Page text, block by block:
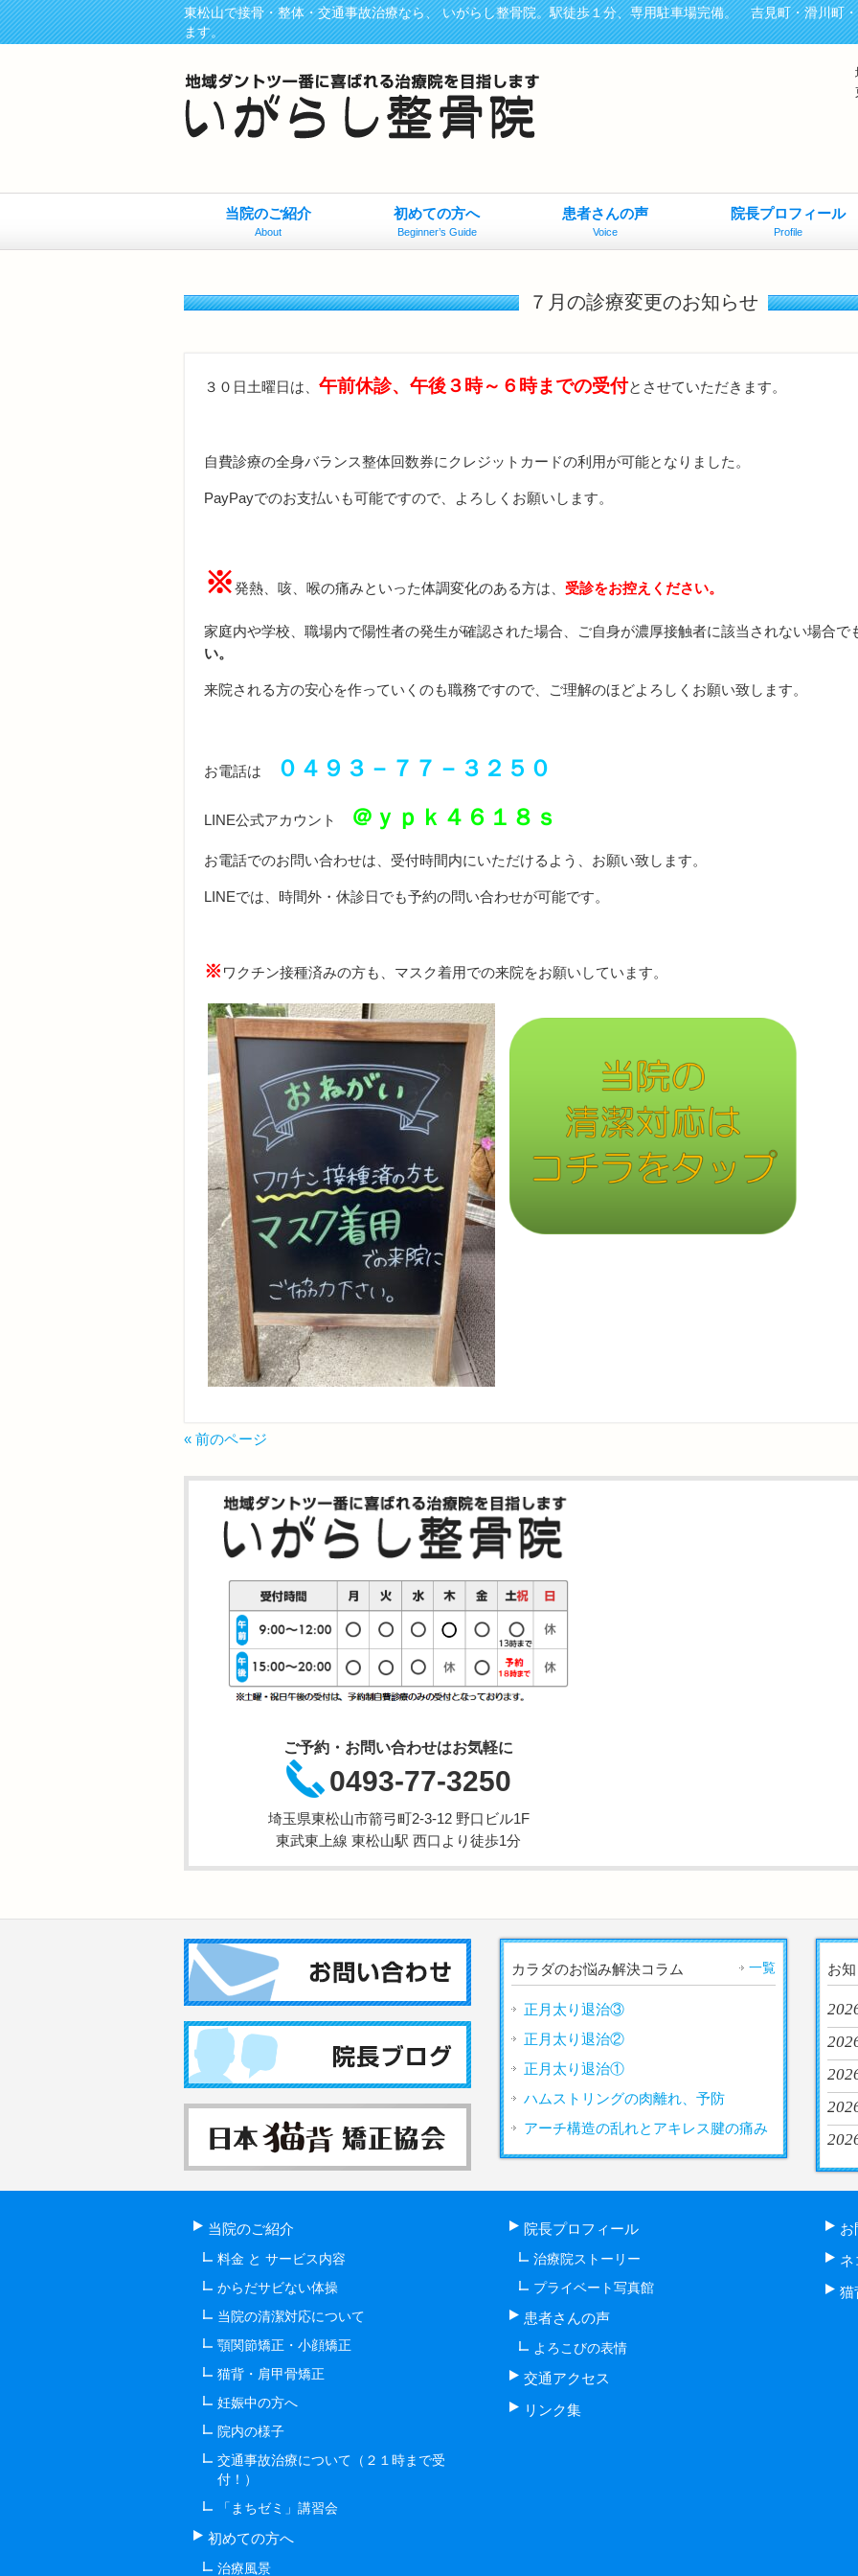
東松山で接骨・整体・交通事故治療なら、 いがらし整骨院。駅徒歩１分、専用駐車場完備。 吉見町・滑川町
ます。
当院のご紹介
About
初めての方へ
Beginner’s Guide
患者さんの声
Voice
院長プロフィール
Profile
７月の診療変更のお知らせ
３０日土曜日は、 午前休診、午後３時～６時までの受付とさせていただきます。
自費診療の全身バランス整体回数券にクレジットカードの利用が可能となりました。
PayPayでのお支払いも可能ですので、よろしくお願いします。
※発熱、咳、喉の痛みといった体調変化のある方は、 受診をお控えください。
家庭内や学校、職場内で陽性者の発生が確認された場合、ご自身が濃厚接触者に該当されない場合で
い。
来院される方の安心を作っていくのも職務ですので、ご理解のほどよろしくお願い致します。
お電話は ０４９３－７７－３２５０
LINE公式アカウント ＠ｙｐｋ４６１８ｓ
お電話でのお問い合わせは、受付時間内にいただけるよう、お願い致します。
LINEでは、時間外・休診日でも予約の問い合わせが可能です。
※ ワクチン接種済みの方も、マスク着用での来院をお願いしています。
« 前のページ
ご予約・お問い合わせはお気軽に
0493-77-3250
埼玉県東松山市箭弓町2-3-12 野口ビル1F
東武東上線 東松山駅 西口より徒歩1分
カラダのお悩み解決コラム 一覧
正月太り退治③
正月太り退治②
正月太り退治①
ハムストリングの肉離れ、予防
アーチ構造の乱れとアキレス腱の痛み
お
当院のご紹介
料金 と サービス内容
からだサビない体操
当院の清潔対応について
顎関節矯正・小顔矯正
猫背・肩甲骨矯正
妊娠中の方へ
院内の様子
交通事故治療について（２１時まで受
付！）
「まちゼミ」講習会
初めての方へ
治療風景
院長プロフィール
治療院ストーリー
プライベート写真館
患者さんの声
よろこびの表情
交通アクセス
リンク集
お
ネ
猫